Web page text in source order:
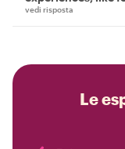
vedi risposta
Le